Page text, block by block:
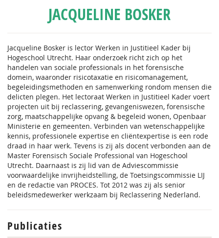
JACQUELINE BOSKER
Jacqueline Bosker is lector Werken in Justitieel Kader bij
Hogeschool Utrecht. Haar onderzoek richt zich op het
handelen van sociale professionals in het forensische
domein, waaronder risicotaxatie en risicomanagement,
begeleidingsmethoden en samenwerking rondom mensen die
delicten plegen. Het lectoraat Werken in Justitieel Kader voert
projecten uit bij reclassering, gevangeniswezen, forensische
zorg, maatschappelijke opvang & begeleid wonen, Openbaar
Ministerie en gemeenten. Verbinden van wetenschappelijke
kennis, professionele expertise en cliëntexpertise is een rode
draad in haar werk. Tevens is zij als docent verbonden aan de
Master Forensisch Sociale Professional van Hogeschool
Utrecht. Daarnaast is zij lid van de Adviescommissie
voorwaardelijke invrijheidstelling, de Toetsingscommissie LIJ
en de redactie van PROCES. Tot 2012 was zij als senior
beleidsmedewerker werkzaam bij Reclassering Nederland.
Publicaties